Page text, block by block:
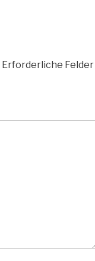
Erforderliche Felder